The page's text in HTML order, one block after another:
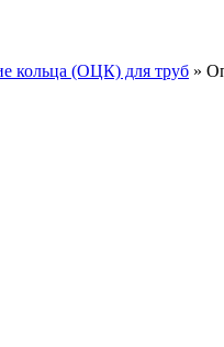
кольца (ОЦК) для труб »